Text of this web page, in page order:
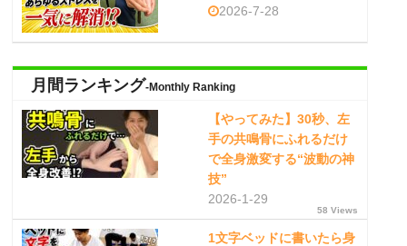
2026-7-28
月間ランキング-Monthly Ranking
【やってみた】30秒、左
手の共鳴骨にふれるだけ
で全身激変する“波動の神
技”
2026-1-29
58 Views
1文字ベッドに書いたら身